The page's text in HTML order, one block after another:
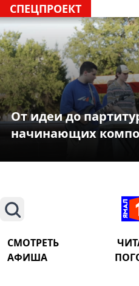
СПЕЦПРОЕКТ
От идеи до
начинающих
Поиск
СМОТРЕТЬ
АФИША